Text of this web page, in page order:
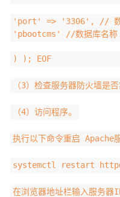
'port' => '3306', //
'pbootcms' //数据库
) ); EOF
（3）检查服务器防火墙是
（4）访问程序。
执行以下命令重启 Apache服
systemctl
在浏览器地址栏输入服务器